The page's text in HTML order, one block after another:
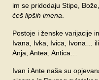
im se pridodaju Stipe,
ćeš lipših imena
Postoje i ženske varijacije
Ivana, Ivka, Ivica, Ivona… ili
Anja, Antea, Antica…
Ivan i Ante naša su